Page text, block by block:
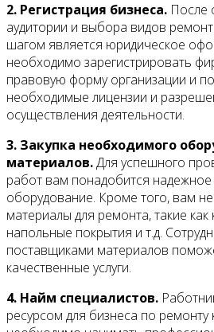
2. Регистрация бизнеса. После
аудитории и выбора видов
шагом является юридическое
необходимо зарегистрировать
правовую форму организации и
необходимые лицензии и
осуществления деятельности.
3. Закупка необходимого
материалов.Для успешного
работ вам понадобится надежное
оборудование. Кроме того, вам
материалы для ремонта, такие как
напольные покрытия и т.д.
поставщиками материалов
качественные услуги.
4. Найм специалистов.
ресурсом для бизнеса по ремонту